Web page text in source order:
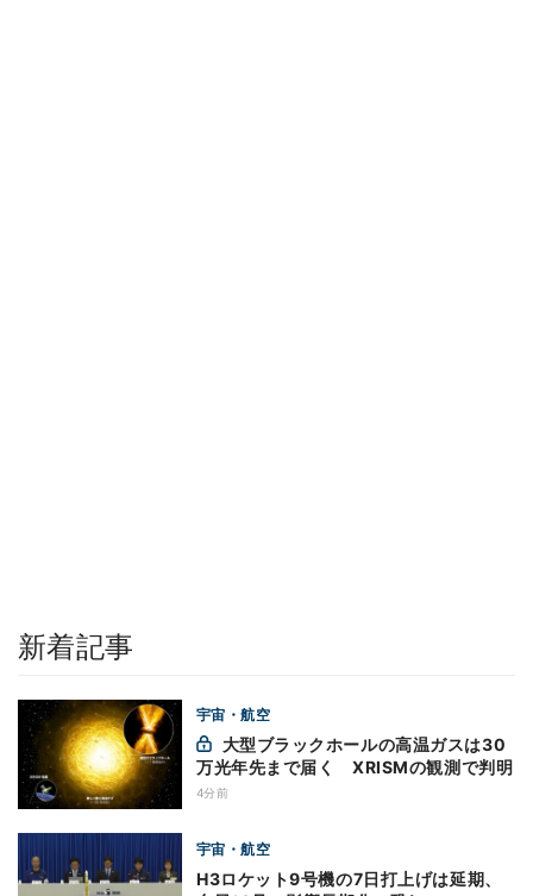
新着記事
宇宙・航空
万光年先まで届く XRISMの観測で判明
4分前
宇宙・航空
H3ロケット9号機の7日打上げは延期、